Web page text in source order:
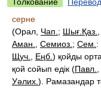
серне
(Орал, Чап. ; Шығ.Қаз.
Аман.
Семиоз. ; Сем. :
Щуч.
Еңб. ) қойды
қой сойып едік (Павл.
Уәлих. ). Рамазандар